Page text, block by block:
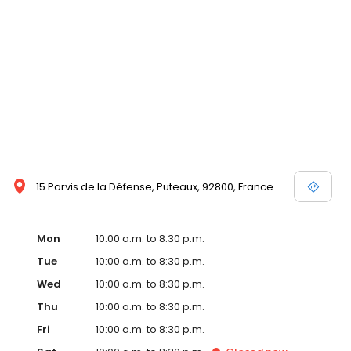
15 Parvis de la Défense, Puteaux, 92800, France
Mon
10:00 a.m. to 8:30 p.m.
Tue
10:00 a.m. to 8:30 p.m.
Wed
10:00 a.m. to 8:30 p.m.
Thu
10:00 a.m. to 8:30 p.m.
Fri
10:00 a.m. to 8:30 p.m.